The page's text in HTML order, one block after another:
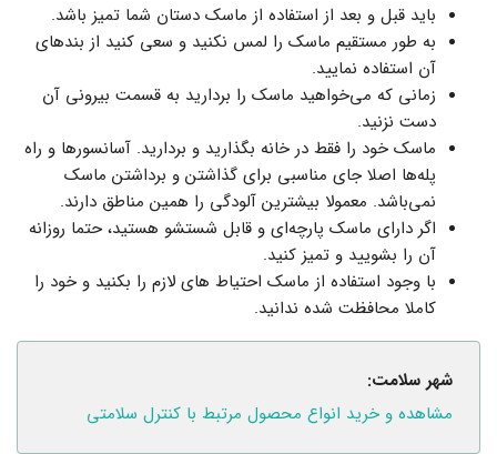
باید قبل و بعد از استفاده از ماسک دستان شما تمیز باشد.
به طور مستقیم ماسک را لمس نکنید و سعی کنید از بندهای
آن استفاده نمایید.
زمانی که می‌خواهید ماسک را بردارید به قسمت بیرونی آن
دست نزنید.
ماسک خود را فقط در خانه بگذارید و بردارید. آسانسورها و راه
پله‌ها اصلا جای مناسبی برای گذاشتن و برداشتن ماسک
نمی‌باشد. معمولا بیشترین آلودگی را همین مناطق دارند.
اگر دارای ماسک پارچه‌ای و قابل شستشو هستید، حتما روزانه
آن را بشویید و تمیز کنید.
با وجود استفاده از ماسک احتیاط های لازم را بکنید و خود را
کاملا محافظت شده ندانید.
شهر سلامت:
مشاهده و خرید انواع محصول مرتبط با کنترل سلامتی